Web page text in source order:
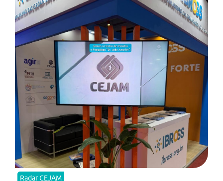
Radar CEJAM